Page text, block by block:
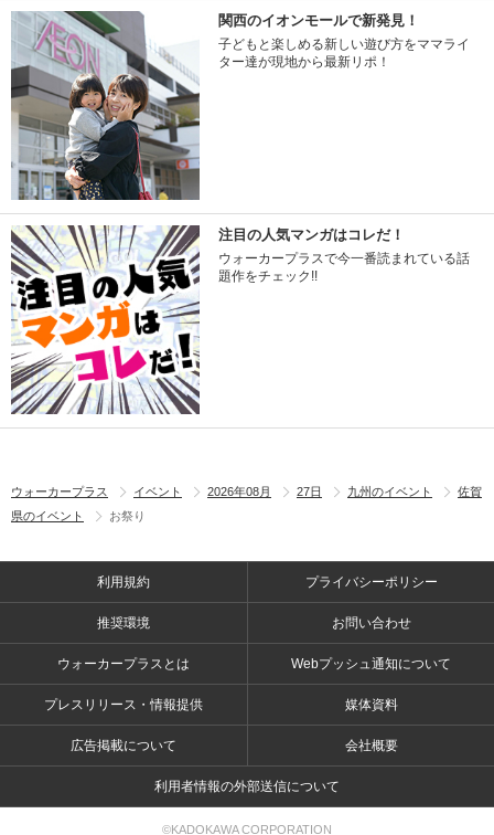
関西のイオンモールで新発見！
子どもと楽しめる新しい遊び方をママライ
ター達が現地から最新リポ！
注目の人気マンガはコレだ！
ウォーカープラスで今一番読まれている話
題作をチェック!!
ウォーカープラス イベント 2026年08月 27日 九州のイベント
佐賀
県のイベント
お祭り
利用規約 プライバシーポリシー
推奨環境 お問い合わせ
ウォーカープラスとは Webプッシュ通知について
プレスリリース・情報提供 媒体資料
広告掲載について 会社概要
利用者情報の外部送信について
©KADOKAWA CORPORATION